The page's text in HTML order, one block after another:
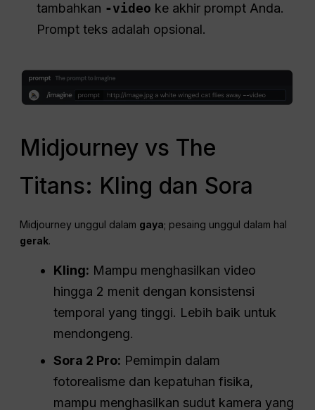
tambahkan -video ke akhir prompt Anda.
Prompt teks adalah opsional.
Midjourney vs The
Titans: Kling dan Sora
Midjourney unggul dalam gaya; pesaing unggul dalam hal
gerak.
Kling: Mampu menghasilkan video
hingga 2 menit dengan konsistensi
temporal yang tinggi. Lebih baik untuk
mendongeng.
Sora 2 Pro: Pemimpin dalam
fotorealisme dan kepatuhan fisika,
mampu menghasilkan sudut kamera yang